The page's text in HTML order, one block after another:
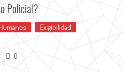
Policial?
Exigibilidad
0